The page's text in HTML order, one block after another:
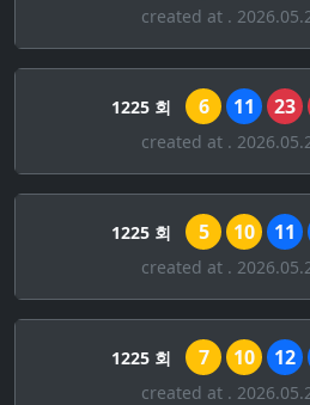
created at .
1225 회 6 11 23
created at .
1225 회 5 10 11
created at .
1225 회 7 10 12
created at .